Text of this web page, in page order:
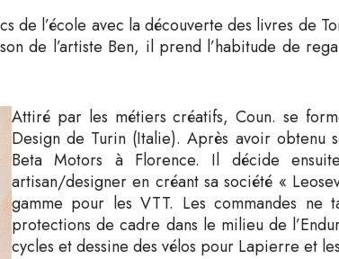
de l’école avec la découverte des livres de
de l’artiste Ben, il prend l’habitude de
Attiré par les métiers créatifs, Coun. se
Design de Turin (Italie). Après avoir
Beta Motors à Florence. Il décide
artisan/designer en créant sa société «
gamme pour les VTT. Les commandes
protections de cadre dans le milieu de
cycles et dessine des vélos pour Lapierre et